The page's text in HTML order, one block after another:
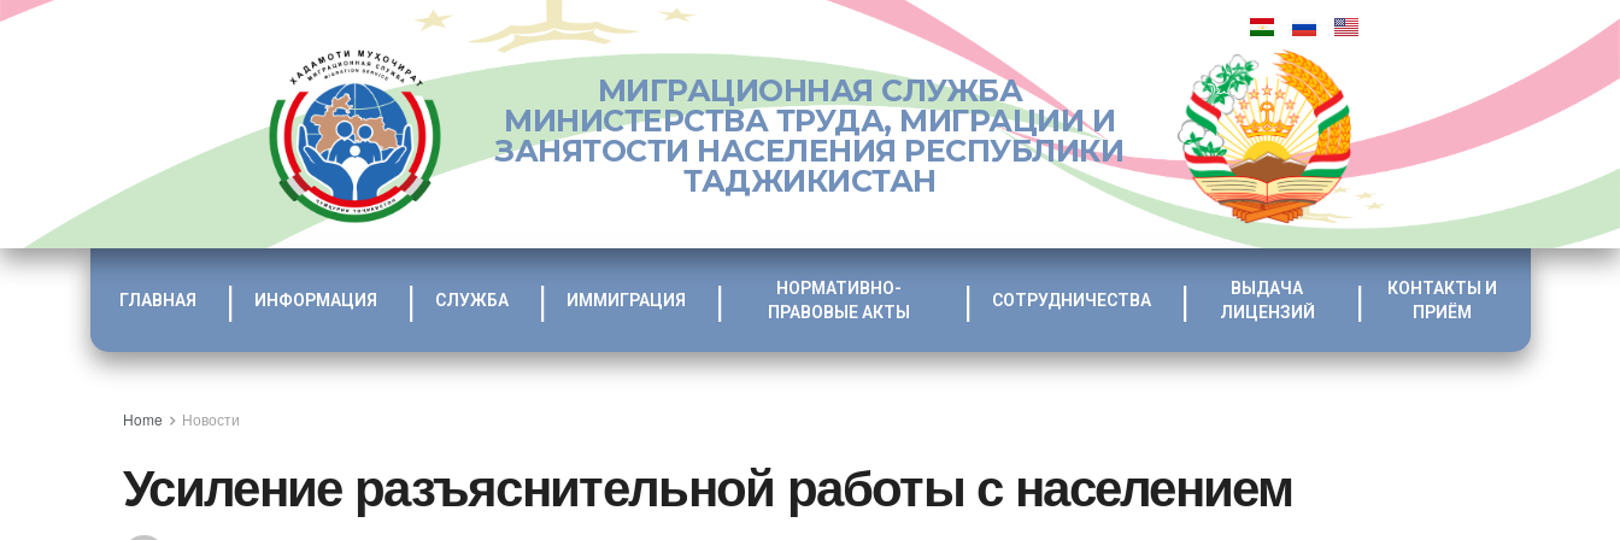
МИГРАЦИОННАЯ СЛУЖБА
МИНИСТЕРСТВА ТРУДА, МИГРАЦИИ И
ЗАНЯТОСТИ НАСЕЛЕНИЯ РЕСПУБЛИКИ
ТАДЖИКИСТАН
ГЛАВНАЯ ИНФОРМАЦИЯ СЛУЖБА ИММИГРАЦИЯ
НОРМАТИВНО-
ПРАВОВЫЕ АКТЫ
СОТРУДНИЧЕСТВА
ВЫДАЧА
ЛИЦЕНЗИЙ
КОНТАКТЫ И
ПРИЁМ
Home Новости
Усиление разъяснительной работы с населением